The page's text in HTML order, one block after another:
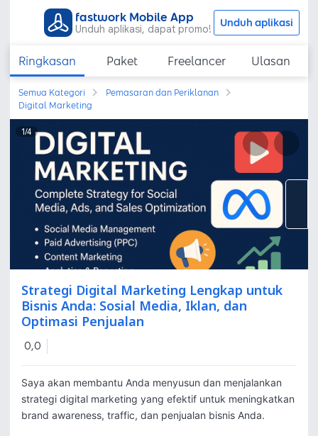
fastwork Mobile App
Unduh aplikasi, dapat promo! Unduh aplikasi
Ringkasan Paket Freelancer Ulasan
Semua Kategori
Pemasaran dan Periklanan
Digital Marketing
1/4
Strategi Digital Marketing Lengkap untuk
Bisnis Anda: Sosial Media, Iklan, dan
Optimasi Penjualan
0,0
Saya akan membantu Anda menyusun dan menjalankan
strategi digital marketing yang efektif untuk meningkatkan
brand awareness, traffic, dan penjualan bisnis Anda.